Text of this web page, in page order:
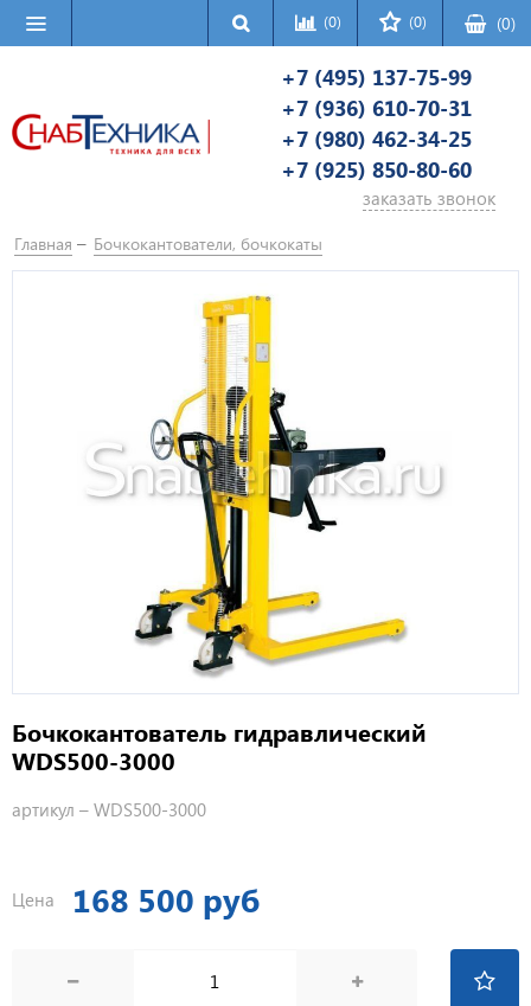
(0) (0) (0)
+7 (495) 137-75-99
+7 (936) 610-70-31
+7 (980) 462-34-25
+7 (925) 850-80-60
заказать звонок
Главная Бочкокантователи, бочкокаты
Бочкокантователь гидравлический
WDS500-3000
артикул – WDS500-3000
Цена 168 500 руб